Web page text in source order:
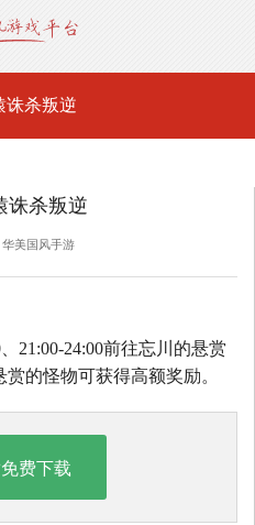
诛杀叛逆
诛杀叛逆
美国风手游
21:00-24:00前往忘川的悬赏
的怪物可获得高额奖励。
费下载